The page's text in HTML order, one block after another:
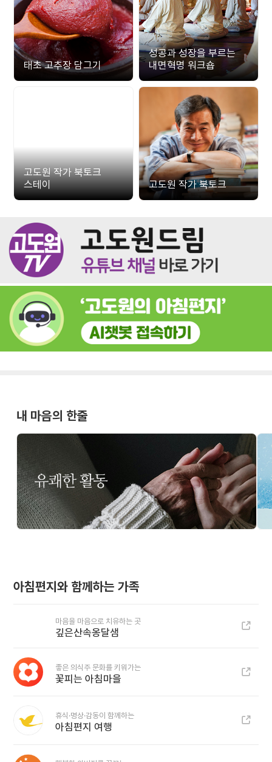
태초 고추장 담그기
성공과 성장을 부르는
내면혁명 워크숍
고도원 작가 북토크
스테이
고도원 작가 북토크
내 마음의 한줄
아침편지와 함께하는 가족
마음을 마음으로 치유하는 곳
깊은산속옹달샘
좋은 의식주 문화를 키워가는
꽃피는 아침마을
휴식·명상·감동이 함께하는
아침편지 여행